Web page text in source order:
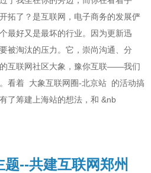
拓了？是互联网，电子商务的发展俨
最好又是最坏的行业。因为更新迅
被淘汰的压力。它，崇尚沟通、分
互联网社区大象，豫你互联——我们
看着 大象互联网圈-北京站 的活动搞
了筹建上海站的想法，和 &nb
--共建互联网郑州